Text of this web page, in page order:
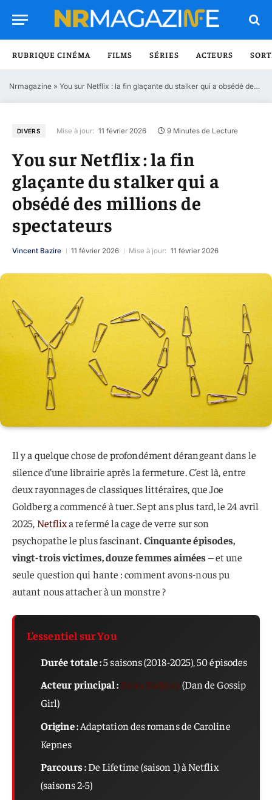
RUBRIQUE CINÉMA FILMS SÉRIES ACTEURS
Nrmagazine » You sur Netflix : la fin glaçante du stalker qui a obsédé des millions de spectateurs
DIVERS Mise à jour: 11 février 2026 9 Minutes de Lecture
You sur Netflix : la fin
glaçante du stalker qui a
obsédé des millions de
spectateurs
Vincent Bazire 11 février 2026 Mise à jour: 11 février 2026
Il y a quelque chose de profondément dérangeant dans le
silence d’une librairie après la fermeture. C’est là, entre
deux rayonnages de classiques littéraires, que Joe
Goldberg a commencé à tuer. Sept ans plus tard, le 24 avril
2025, Netflixa refermé la cage de verre sur son
psychopathe le plus fascinant.Cinquante épisodes,
vingt-trois victimes, douze femmes aimées – et une
seule question qui hante : comment avons-nous pu
autant nous attacher à un monstre ?
L’essentiel sur You
Durée totale :5 saisons (2018-2025), 50 épisodes
Acteur principal : Penn Badgley(Dan de Gossip
Girl)
Origine :Adaptation des romans de Caroline
Kepnes
Parcours :De Lifetime (saison 1) à Netflix
(saisons 2-5)